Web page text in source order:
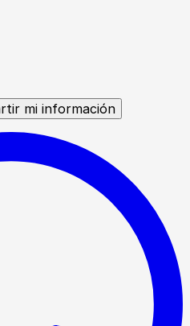
mi información